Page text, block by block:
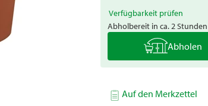
Verfügbarkeit prüfen
Abholbereit in ca. 2 Stunden
Abholen
Auf den Merkzettel